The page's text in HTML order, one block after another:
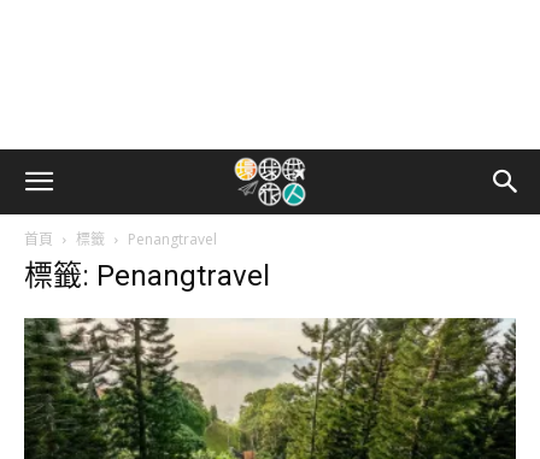
首頁 標籤 Penangtravel
標籤: Penangtravel